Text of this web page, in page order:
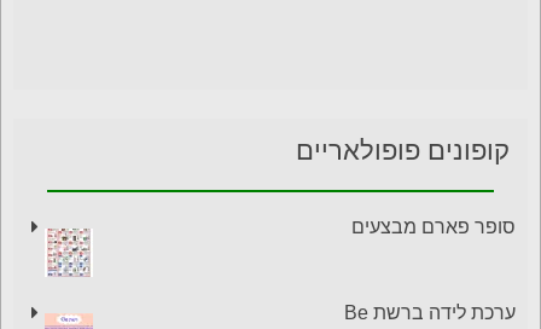
קופונים פופולאריים
סופר פארם מבצעים
ערכת לידה ברשת Be